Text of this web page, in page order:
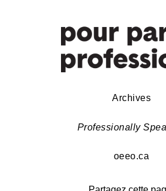
Archives
Professionally
oeeo.ca